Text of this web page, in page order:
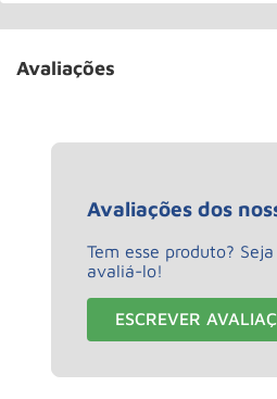
Avaliações
Avaliações dos
Tem esse produto?
avaliá-lo!
ESCREVER